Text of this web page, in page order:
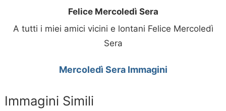
Felice Mercoledì Sera
A tutti i miei amici vicini e lontani Felice Mercoledì
Sera
Mercoledì Sera Immagini
Immagini Simili